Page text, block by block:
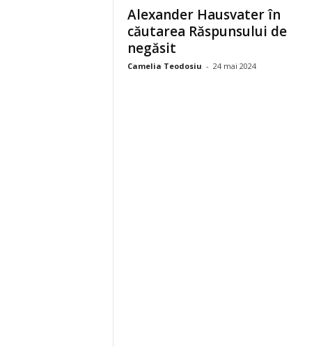
Alexander Hausvater în
căutarea Răspunsului de
negăsit
Camelia Teodosiu - 24 mai 2024